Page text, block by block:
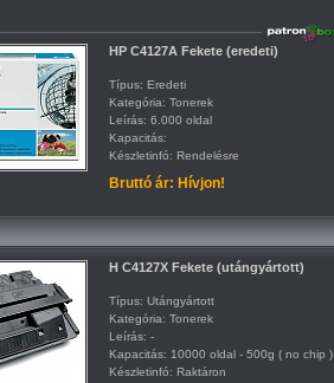
HP C4127A Fekete (eredeti)
Típus: Eredeti
Kategória: Tonerek
Leírás: 6.000 oldal
Kapacitás:
Készletinfó: Rendelésre
Bruttó ár: Hívjon!
H C4127X Fekete (utángyártott)
Típus: Utángyártott
Kategória: Tonerek
Leírás: -
Kapacitás: 10000 oldal - 500g ( no chip )
Készletinfó: Raktáron